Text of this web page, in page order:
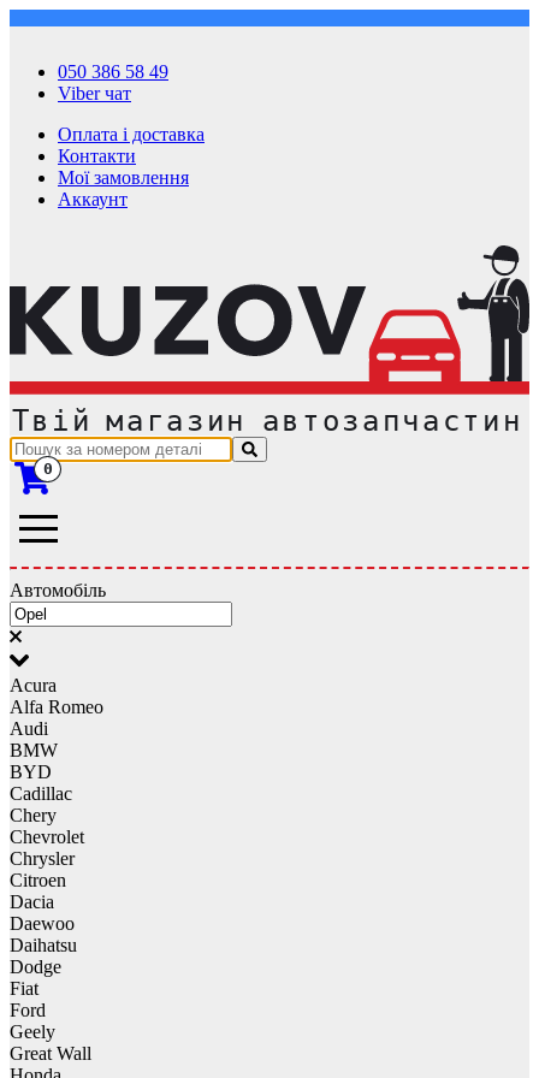
050 386 58 49
Viber чат
Оплата і доставка
Контакти
Мої замовлення
Аккаунт
0
Автомобіль
Acura
Alfa Romeo
Audi
BMW
BYD
Cadillac
Chery
Chevrolet
Chrysler
Citroen
Dacia
Daewoo
Daihatsu
Dodge
Fiat
Ford
Geely
Great Wall